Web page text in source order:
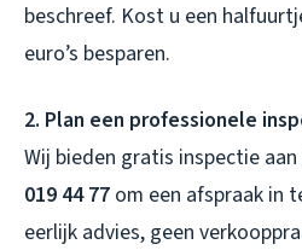
beschreef. Kost u een
euro’s besparen.
2. Plan een professionele
Wij bieden gratis inspectie
019 44 77 om een afspraak in
eerlijk advies, geen